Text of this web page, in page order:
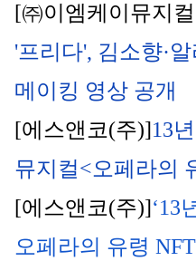
[㈜이엠케이뮤지
'프리다', 김소향·
메이킹 영상 공개
[에스앤코(주)]
뮤지컬<오페라의
[에스앤코(주)]‘13
오페라의 유령